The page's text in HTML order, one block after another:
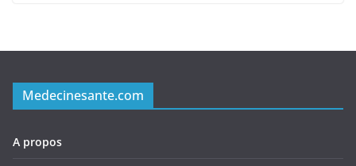
Medecinesante.com
A propos